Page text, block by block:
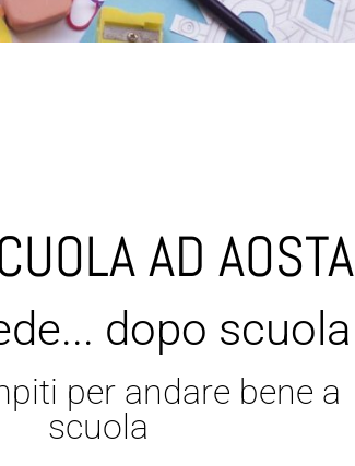
AD AOSTA
dopo scuola
per andare bene a
scuola